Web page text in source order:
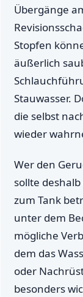
Übergänge
Stopfen
äußerlich
Stauwasser.
die selbst
wieder
Wer den
sollte
zum Tank
unter dem
mögliche
dem das
oder
besonders